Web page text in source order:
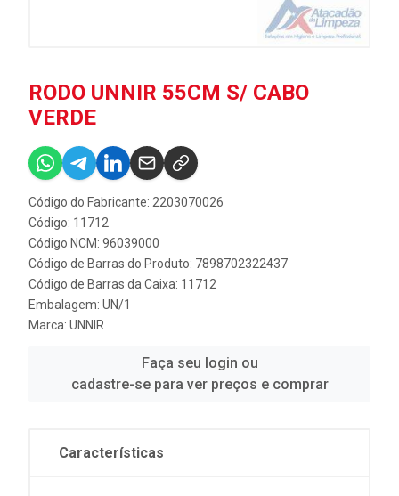
RODO UNNIR 55CM S/ CABO
VERDE
Código do Fabricante: 2203070026
Código: 11712
Código NCM: 96039000
Código de Barras do Produto: 7898702322437
Código de Barras da Caixa: 11712
Embalagem: UN/1
Marca: UNNIR
Faça seu login ou
cadastre-se para ver preços e comprar
Características